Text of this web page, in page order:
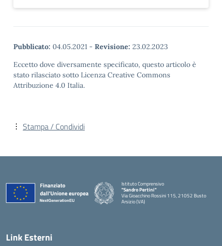
Pubblicato: 04.05.2021 - Revisione: 23.02.2023
Eccetto dove diversamente specificato, questo articolo è
stato rilasciato sotto Licenza Creative Commons
Attribuzione 4.0 Italia.
Stampa / Condividi
Istituto Comprensivo
"Sandro Pertini"
Via Gioacchino Rossini 115, 21052 Busto
Arsizio (VA)
Link Esterni